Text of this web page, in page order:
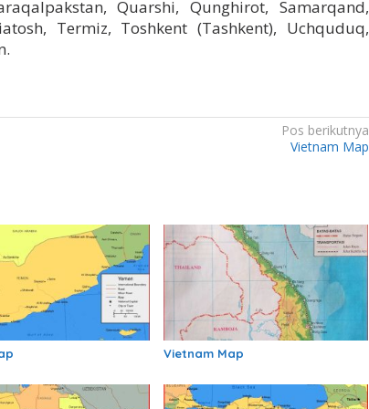
Quarshi, Qunghirot, Samarqand,
Termiz, Toshkent (Tashkent), Uchquduq,
Pos berikutnya
Vietnam Map
Vietnam Map